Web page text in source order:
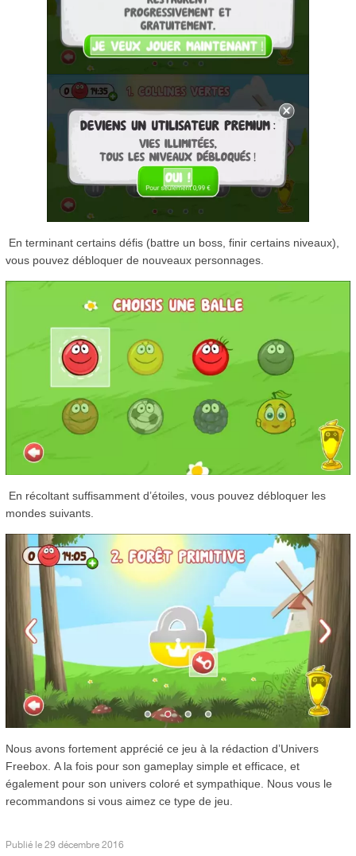
En terminant certains défis (battre un boss, finir certains niveaux),
vous pouvez débloquer de nouveaux personnages.
En récoltant suffisamment d’étoiles, vous pouvez débloquer les
mondes suivants.
Nous avons fortement apprécié ce jeu à la rédaction d’Univers
Freebox. A la fois pour son gameplay simple et efficace, et
également pour son univers coloré et sympathique. Nous vous le
recommandons si vous aimez ce type de jeu.
Publié le 29 décembre 2016